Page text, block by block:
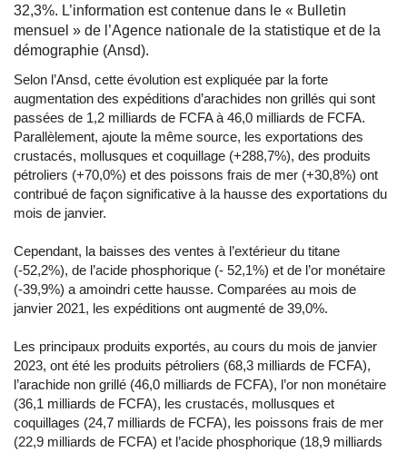
32,3%. L’information est contenue dans le « Bulletin
mensuel » de l’Agence nationale de la statistique et de la
démographie (Ansd).
Selon l’Ansd, cette évolution est expliquée par la forte
augmentation des expéditions d’arachides non grillés qui sont
passées de 1,2 milliards de FCFA à 46,0 milliards de FCFA.
Parallèlement, ajoute la même source, les exportations des
crustacés, mollusques et coquillage (+288,7%), des produits
pétroliers (+70,0%) et des poissons frais de mer (+30,8%) ont
contribué de façon significative à la hausse des exportations du
mois de janvier.
Cependant, la baisses des ventes à l’extérieur du titane
(-52,2%), de l’acide phosphorique (- 52,1%) et de l’or monétaire
(-39,9%) a amoindri cette hausse. Comparées au mois de
janvier 2021, les expéditions ont augmenté de 39,0%.
Les principaux produits exportés, au cours du mois de janvier
2023, ont été les produits pétroliers (68,3 milliards de FCFA),
l’arachide non grillé (46,0 milliards de FCFA), l’or non monétaire
(36,1 milliards de FCFA), les crustacés, mollusques et
coquillages (24,7 milliards de FCFA), les poissons frais de mer
(22,9 milliards de FCFA) et l’acide phosphorique (18,9 milliards